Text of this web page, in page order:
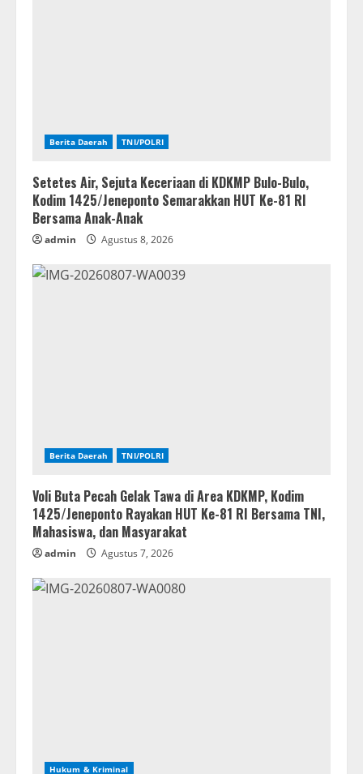
Berita Daerah TNI/POLRI
Setetes Air, Sejuta Keceriaan di KDKMP Bulo-Bulo,
Kodim 1425/Jeneponto Semarakkan HUT Ke-81 RI
Bersama Anak-Anak
admin Agustus 8, 2026
Berita Daerah TNI/POLRI
Voli Buta Pecah Gelak Tawa di Area KDKMP, Kodim
1425/Jeneponto Rayakan HUT Ke-81 RI Bersama TNI,
Mahasiswa, dan Masyarakat
admin Agustus 7, 2026
Hukum & Kriminal